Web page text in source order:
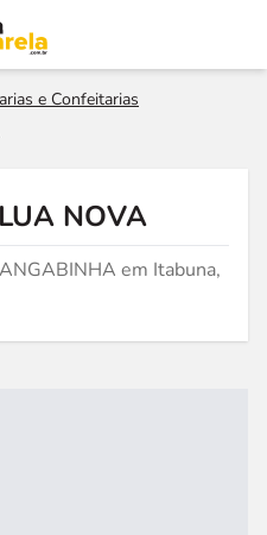
e Confeitarias
NOVA
em Itabuna,